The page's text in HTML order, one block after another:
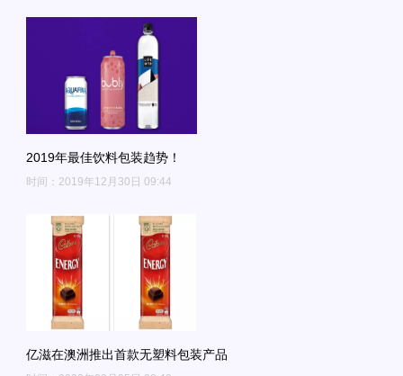
2019年最佳饮料包装趋势！
时间：2019年12月30日 09:44
亿滋在澳洲推出首款无塑料包装产品